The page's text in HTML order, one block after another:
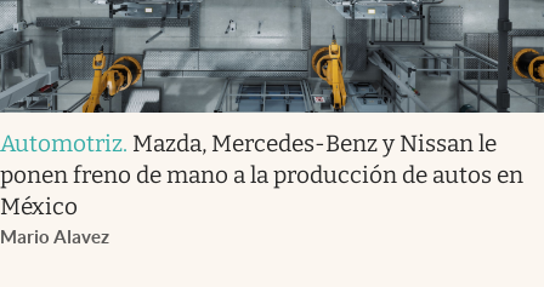
Automotriz. Mazda, Mercedes-Benz y Nissan le
ponen freno de mano a la producción de autos en
México
Mario Alavez